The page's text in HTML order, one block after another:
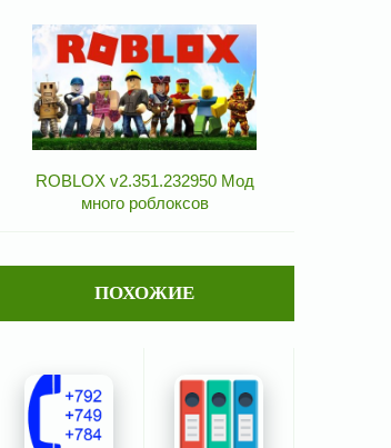
ROBLOX v2.351.232950 Мод
много роблоксов
ПОХОЖИЕ